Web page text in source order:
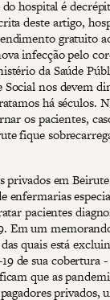
hospital é
deste artigo,
gratuito
infecção pelo
da Saúde
Social nos devem
há séculos.
os pacientes,
fique
privados em
enfermarias
pacientes
Em um
quais está
de sua cobertura
que as
privados,